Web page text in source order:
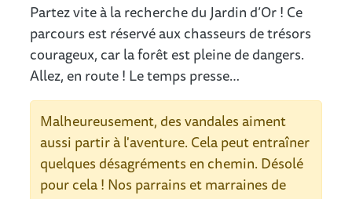
Partez vite à la recherche du Jardin d’Or ! Ce
parcours est réservé aux chasseurs de trésors
courageux, car la forêt est pleine de dangers.
Allez, en route ! Le temps presse…
Malheureusement, des vandales aiment
aussi partir à l'aventure. Cela peut entraîner
quelques désagréments en chemin. Désolé
pour cela ! Nos parrains et marraines de